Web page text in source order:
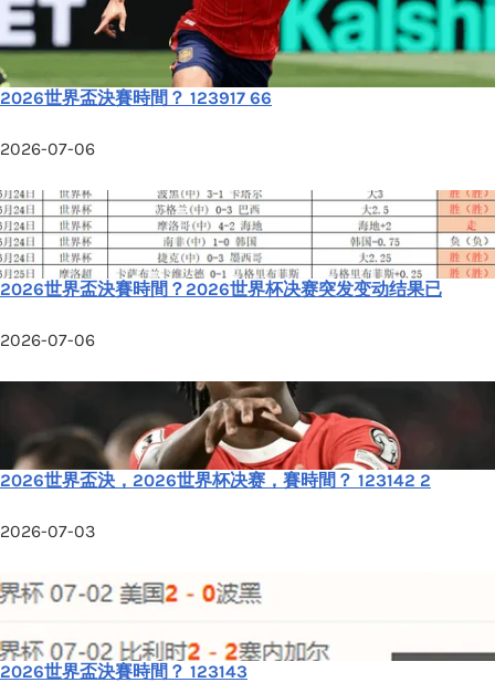
2026世界盃決賽時間？ 123917 66
2026-07-06
2026世界盃決賽時間？2026世界杯决赛突发变动结果已
2026-07-06
2026世界盃決，2026世界杯决赛，賽時間？ 123142 2
2026-07-03
2026世界盃決賽時間？ 123143